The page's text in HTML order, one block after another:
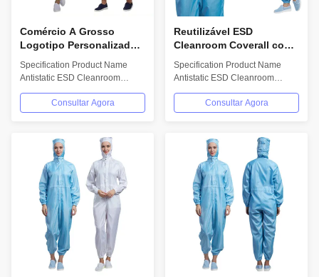
Comércio A Grosso
Logotipo Personalizado
Camisa de Sala Limpa
Superfície 106-107 Ohm
Specification Product Name
Antistatic ESD Cleanroom
Consultar Agora
Reutilizável ESD
Cleanroom Coverall com
Condutora e Resistência
107Ohm em tamanhos S
a 4XL
Specification Product Name
Antistatic ESD Cleanroom
Consultar Agora